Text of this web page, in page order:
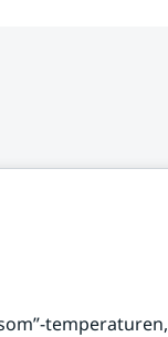
temperaturen,